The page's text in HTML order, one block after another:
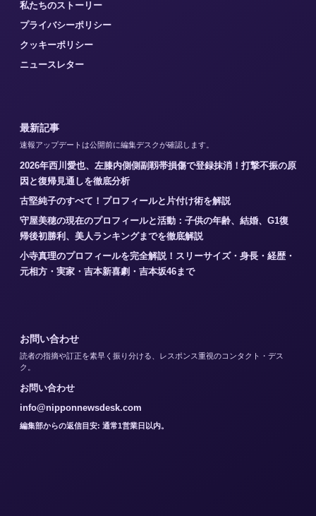
私たちのストーリー
プライバシーポリシー
クッキーポリシー
ニュースレター
最新記事
速報アップデートは公開前に編集デスクが確認します。
2026年西川愛也、左膝内側側副靱帯損傷で登録抹消！打撃不振の原
因と復帰見通しを徹底分析
古堅純子のすべて！プロフィールと片付け術を解説
守屋美穂の現在のプロフィールと活動：子供の年齢、結婚、G1復
帰後初勝利、美人ランキングまでを徹底解説
小寺真理のプロフィールを完全解説！スリーサイズ・身長・経歴・
元相方・実家・吉本新喜劇・吉本坂46まで
お問い合わせ
読者の指摘や訂正を素早く振り分ける、レスポンス重視のコンタクト・デス
ク。
お問い合わせ
info@nipponnewsdesk.com
編集部からの返信目安: 通常1営業日以内。